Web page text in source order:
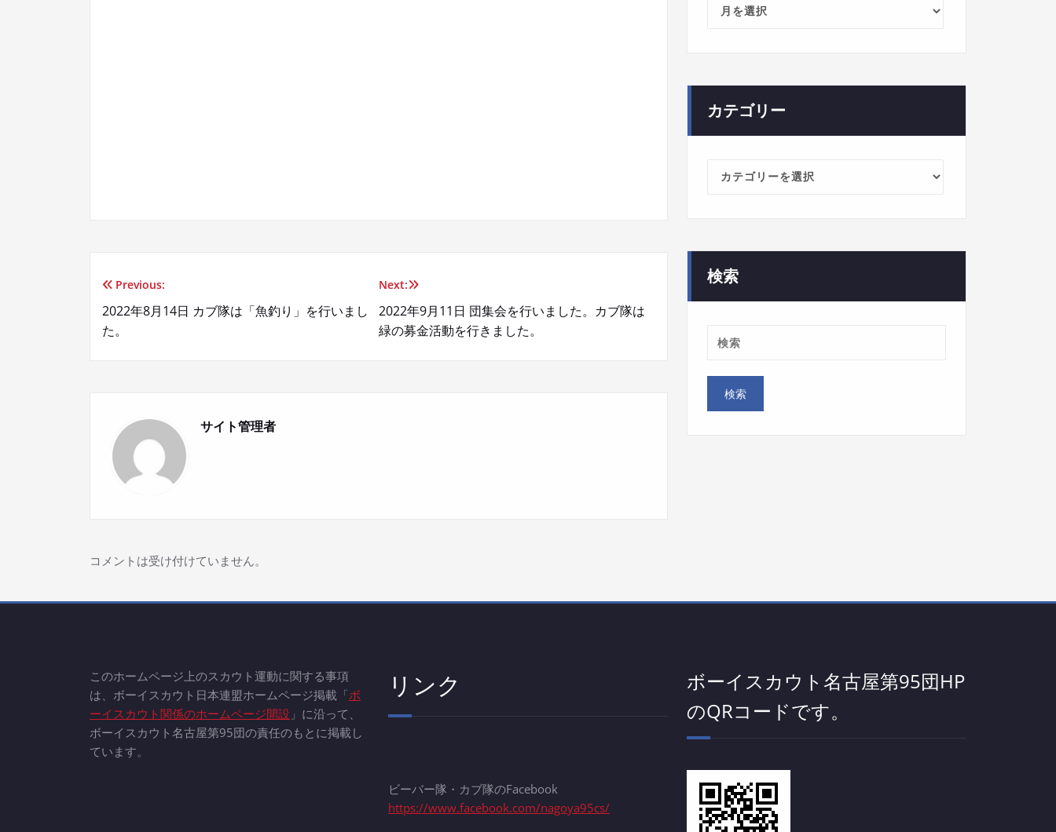
投
稿
ゲ
ー
ョ
ン
Previous:
2022年8月14日 カブ隊は「魚釣り」を行いまし
た。
Next:
2022年9月11日 団集会を行いました。カブ隊は
緑の募金活動を行きました。
サイト管理者
コメントは受け付けていません。
カテゴリー
検索
このホームページ上のスカウト運動に関する事項
は、ボーイスカウト日本連盟ホームページ掲載「ボ
ーイスカウト関係のホームページ開設 」に沿って、
ボーイスカウト名古屋第95団の責任のもとに掲載し
ています。
リンク
ビーバー隊・カブ隊のFacebook
https://www.facebook.com/nagoya95cs/
ボーイスカウト名古屋第95団HP
のQRコードです。